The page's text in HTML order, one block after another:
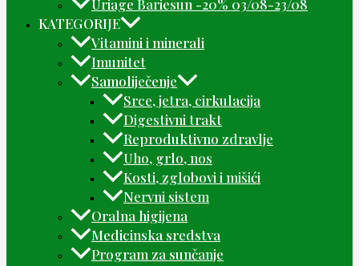
Uriage Bariesun -20% 03/08-23/08
KATEGORIJE
Vitamini i minerali
Imunitet
Samoliječenje
Srce, jetra, cirkulacija
Digestivni trakt
Reproduktivno zdravlje
Uho, grlo, nos
Kosti, zglobovi i mišići
Nervni sistem
Oralna higijena
Medicinska sredstva
Program za sunčanje